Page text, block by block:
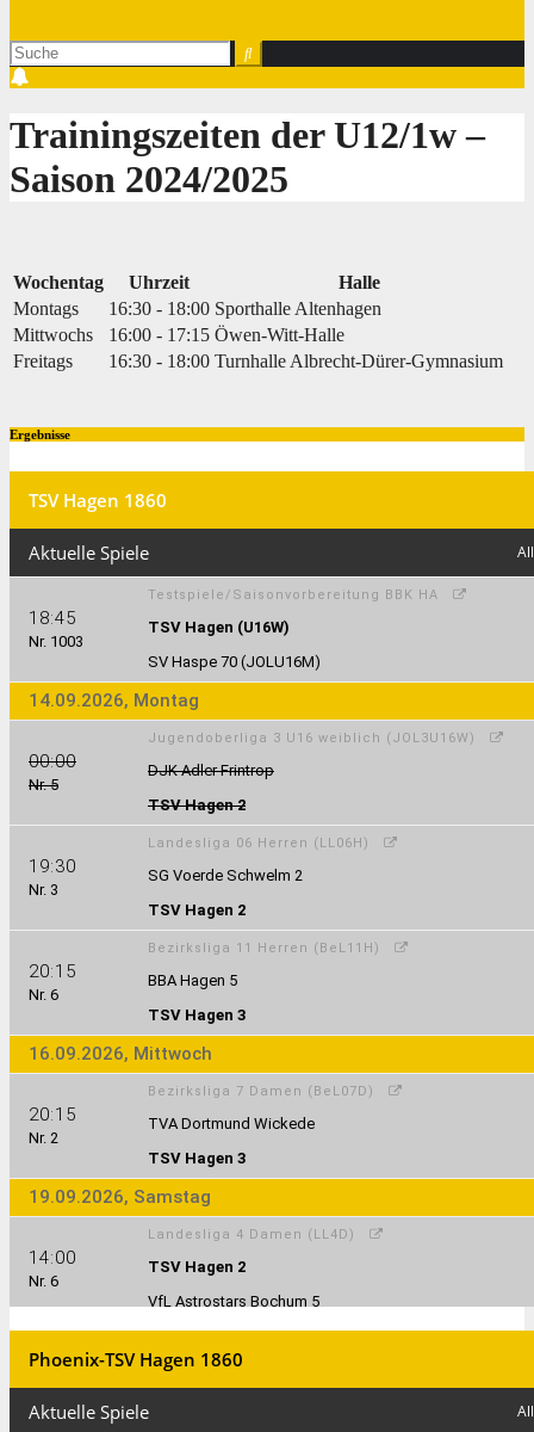
Trainingszeiten der U12/1w ‒
Saison 2024/2025
Wochentag Uhrzeit
Halle
Montags
16:30 - 18:00 Sporthalle Altenhagen
Mittwochs
16:00 - 17:15 Öwen-Witt-Halle
Freitags
16:30 - 18:00 Turnhalle Albrecht-Dürer-Gymnasium
Ergebnisse